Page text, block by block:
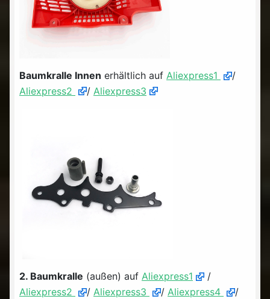
Baumkralle Innen erhältlich auf Aliexpress1
/
Aliexpress2
/ Aliexpress3
2. Baumkralle (außen) auf Aliexpress1
/
Aliexpress2
/ Aliexpress3 / Aliexpress4
/